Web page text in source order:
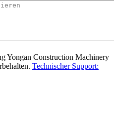
Yongan Construction Machinery
Technischer Support: